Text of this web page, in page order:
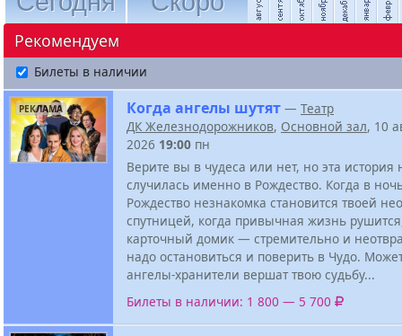
Рекомендуем
Билеты в наличии
РЕКЛАМА Когда ангелы шутят — Театр
ДК Железнодорожников, Основной зал, 10
2026 19:00 пн
Верите вы в чудеса или нет, но эта история
случилась именно в Рождество. Когда в
Рождество незнакомка становится твоей
спутницей, когда привычная жизнь
карточный домик — стремительно и
надо остановиться и поверить в Чудо.
ангелы-хранители вершат твою судьбу...
Билеты в наличии: 1 800 — 5 700